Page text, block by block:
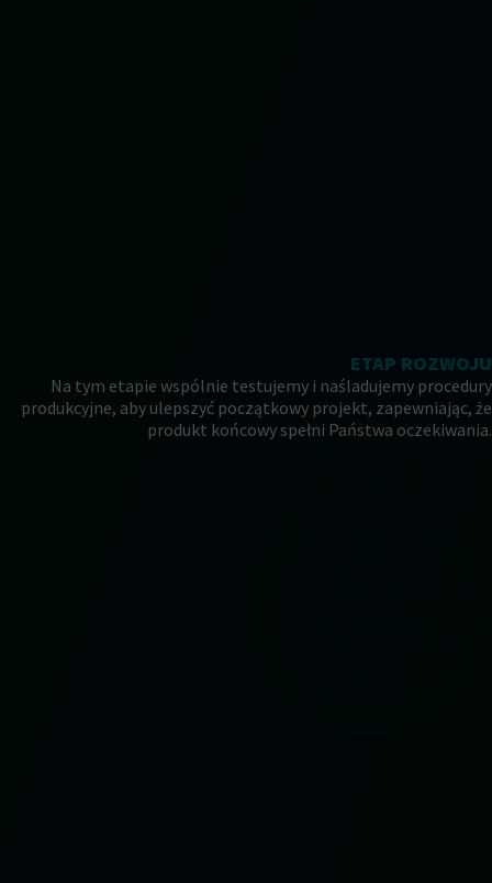
ETAP ROZWOJU
Na tym etapie wspólnie testujemy i naśladujemy procedury
produkcyjne, aby ulepszyć początkowy projekt, zapewniając, że
produkt końcowy spełni Państwa oczekiwania.